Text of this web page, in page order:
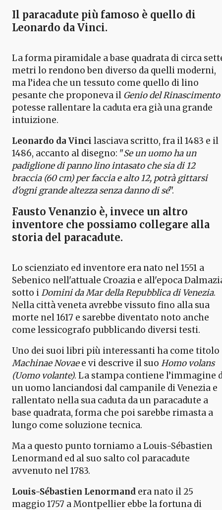
Il paracadute più famoso è quello di
Leonardo da Vinci.
La forma piramidale a base quadrata di circa
metri lo rendono ben diverso da quelli moderni,
ma l’idea che un tessuto come quello di lino
pesante che proponeva il Genio del Rinascimento
potesse rallentare la caduta era già una grande
intuizione.
Leonardo da Vinci lasciava scritto, fra il 1483 e il
1486, accanto al disegno: "Se un uomo ha un
padiglione di panno lino intasato che sia di 12
braccia (60 cm) per faccia e alto 12, potrà gittarsi
d'ogni grande altezza senza danno di sé".
Fausto Venanzio è, invece un altro
inventore che possiamo collegare alla
storia del paracadute.
Lo scienziato ed inventore era nato nel 1551 a
Sebenico nell'attuale Croazia e all'epoca
sotto iDomini da Mar della Repubblica di Venezia.
Nella città veneta avrebbe vissuto fino alla sua
morte nel 1617 e sarebbe diventato noto anche
come lessicografo pubblicando diversi testi.
Uno dei suoi libri più interessanti ha come titolo
Machinae Novaee vi descrive il suo Homo volans
(Uomo volante). La stampa contiene l’immagine
un uomo lanciandosi dal campanile di Venezia e
rallentato nella sua caduta da un paracadute a
base quadrata, forma che poi sarebbe rimasta a
lungo come soluzione tecnica.
Ma a questo punto torniamo a Louis-Sébastien
Lenormand ed al suo salto col paracadute
avvenuto nel 1783.
Louis-Sébastien Lenormand era nato il 25
maggio 1757 a Montpellier ebbe la fortuna di